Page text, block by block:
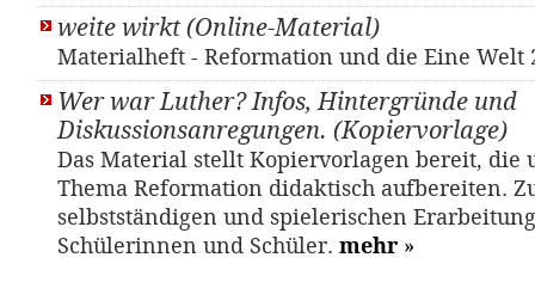
weite wirkt (Online-Material)
Materialheft - Reformation und die Eine Welt
Wer war Luther? Infos, Hintergründe und
Diskussionsanregungen. (Kopiervorlage)
Das Material stellt Kopiervorlagen bereit, die
Thema Reformation didaktisch aufbereiten.
selbstständigen und spielerischen
Schülerinnen und Schüler. mehr »